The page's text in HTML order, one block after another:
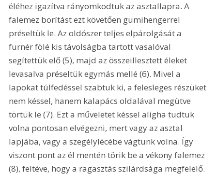
éléhez igazítva rányomkodtuk az asztallapra. A
falemez borítást ezt követően gumihengerrel
préseltük le. Az oldószer teljes elpárolgását a
furnér fölé kis távolságba tartott vasalóval
segítettük elő (5), majd az összeillesztett éleket
levasalva préseltük egymás mellé (6). Mivel a
lapokat túlfedéssel szabtuk ki, a felesleges részüket
nem késsel, hanem kalapács oldalával megütve
törtük le (7). Ezt a műveletet késsel aligha tudtuk
volna pontosan elvégezni, mert vagy az asztal
lapjába, vagy a szegélylécébe vágtunk volna. Így
viszont pont az él mentén törik be a vékony falemez
(8), feltéve, hogy a ragasztás szilárdsága megfelelő.